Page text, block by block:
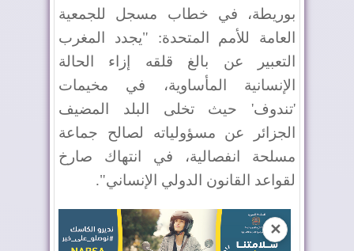
بوريطة، في خطاب مسجل للجمعية
العامة للأمم المتحدة: "يجدد المغرب
التعبير عن بالغ قلقه إزاء الحالة
الإنسانية المأساوية، في مخيمات
'تندوف' حيث تخلى البلد المضيف
الجزائر عن مسؤولياته لصالح جماعة
مسلحة انفصالية، في انتهاك صارخ
لقواعد القانون الدولي الإنساني".
✕